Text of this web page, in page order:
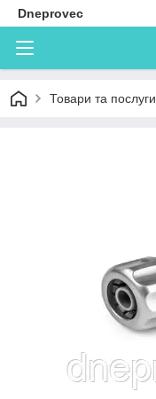
Dneprovec
Товари та послуги